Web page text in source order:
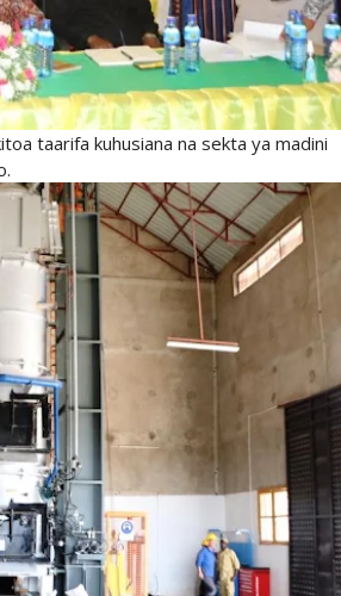
taarifa kuhusiana na sekta ya madini